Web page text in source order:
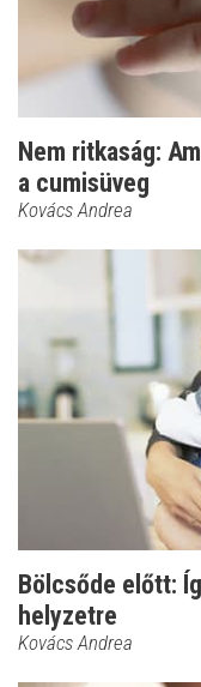
Nem ritkaság:
a cumisüveg
Kovács Andrea
Bölcsőde előtt:
helyzetre
Kovács Andrea